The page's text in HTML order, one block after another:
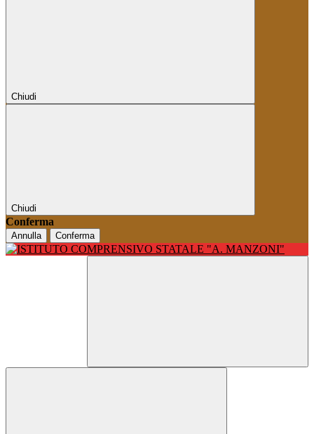
Chiudi
Chiudi
Conferma
Annulla Conferma